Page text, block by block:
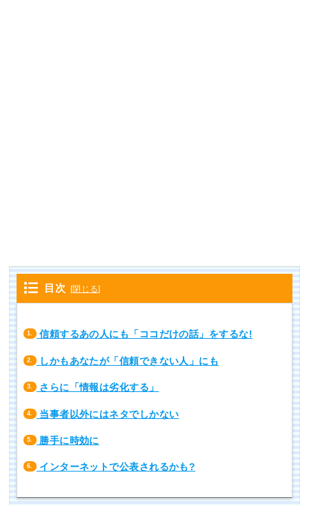
目次 [閉じる]
1. 信頼するあの人にも「ココだけの話」をするな!
2. しかもあなたが「信頼できない人」にも
3. さらに「情報は劣化する」
4. 当事者以外にはネタでしかない
5. 勝手に時効に
6. インターネットで公表されるかも?